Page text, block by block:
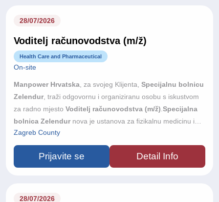
transformaciju i razvoj poslovanja.
28/07/2026
Voditelj računovodstva (m/ž)
Health Care and Pharmaceutical
On-site
Manpower Hrvatska , za svojeg Klijenta, Specijalnu bolnicu
Zelendur , traži odgovornu i organiziranu osobu s iskustvom
za radno mjesto Voditelj računovodstva (m/ž) Specijalna
bolnica Zelendur nova je ustanova za fizikalnu medicinu i
rehabilitaciju u Samoboru, s otvorenjem planiranim u jesen
2026. godine. Bolnica raspolaže s 33 dvokrevetne sobe,
velikom terapijskom dvoranom, hidroterapijom, bazenom i
suvremeno opremljenim prostorima za elektroterapiju te je
iskusnu i samostalnu osobu koja će voditi računovodstvene
Zagreb County
Prijavite se Detail Info
28/07/2026